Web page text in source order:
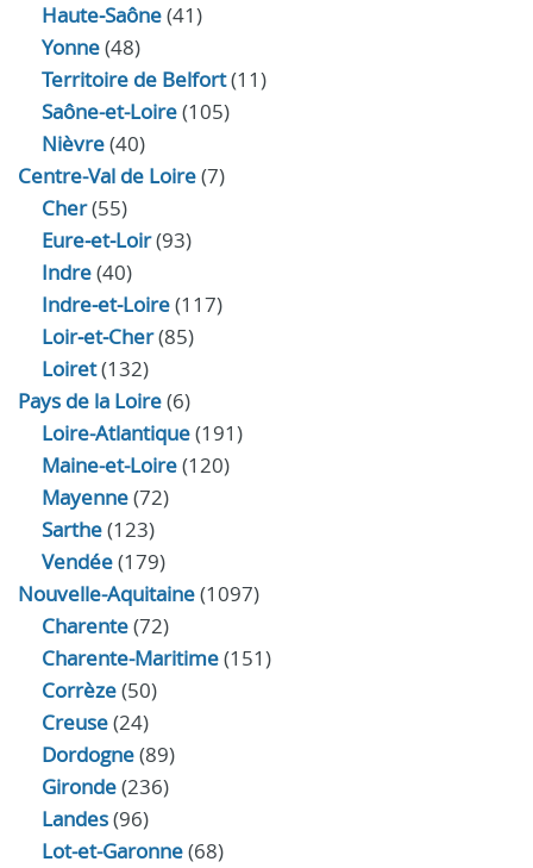
Haute‑Saône(41)
Yonne(48)
Territoire de Belfort(11)
Saône-et-Loire(105)
Nièvre(40)
Centre-Val de Loire(7)
Cher(55)
Eure‑et‑Loir(93)
Indre(40)
Indre‑et‑Loire(117)
Loir‑et‑Cher(85)
Loiret(132)
Pays de la Loire(6)
Loire-Atlantique(191)
Maine-et-Loire(120)
Mayenne(72)
Sarthe(123)
Vendée(179)
Nouvelle-Aquitaine(1097)
Charente(72)
Charente-Maritime(151)
Corrèze(50)
Creuse(24)
Dordogne(89)
Gironde(236)
Landes(96)
Lot-et-Garonne(68)